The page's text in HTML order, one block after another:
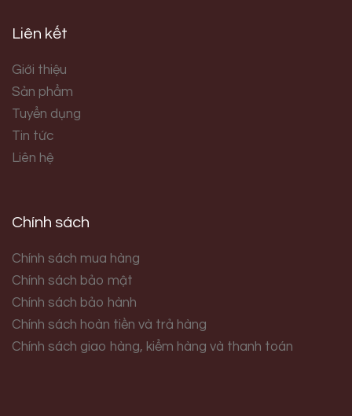
Liên kết
Giới thiệu
Sản phẩm
Tuyển dụng
Tin tức
Liên hệ
Chính sách
Chính sách mua hàng
Chính sách bảo mật
Chính sách bảo hành
Chính sách hoàn tiền và trả hàng
Chính sách giao hàng, kiểm hàng và thanh toán